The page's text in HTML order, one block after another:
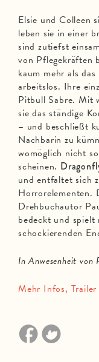
Elsie und Colleen
leben sie in einer
sind zutiefst
von Pflegekräften
kaum mehr als
arbeitslos. Ihre
Pitbull Sabre. Mit
sie das ständige
– und beschließt
Nachbarin zu
womöglich nicht
scheinen.
und entfaltet sich
Horrorelementen.
Drehbuchautor
bedeckt und
schockierenden
In Anwesenheit
Mehr Infos,